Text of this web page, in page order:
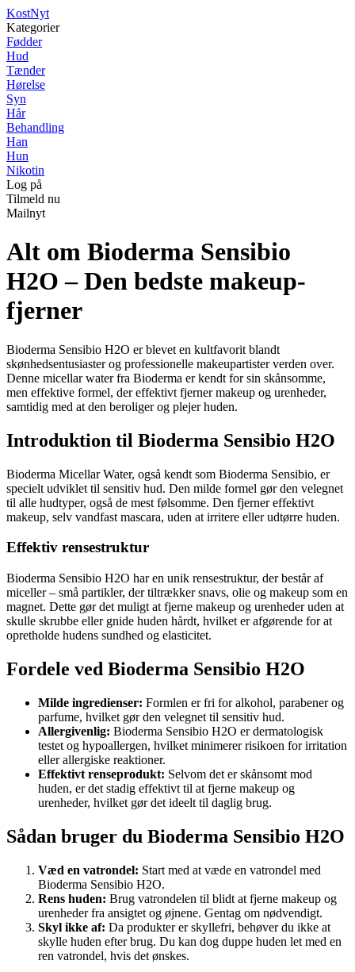
KostNyt
Kategorier
Fødder
Hud
Tænder
Hørelse
Syn
Hår
Behandling
Han
Hun
Nikotin
Log på
Tilmeld nu
Mailnyt
Alt om Bioderma Sensibio
H2O – Den bedste makeup-
fjerner
Bioderma Sensibio H2O er blevet en kultfavorit blandt
skønhedsentusiaster og professionelle makeupartister verden over.
Denne micellar water fra Bioderma er kendt for sin skånsomme,
men effektive formel, der effektivt fjerner makeup og urenheder,
samtidig med at den beroliger og plejer huden.
Introduktion til Bioderma Sensibio H2O
Bioderma Micellar Water, også kendt som Bioderma Sensibio, er
specielt udviklet til sensitiv hud. Den milde formel gør den velegnet
til alle hudtyper, også de mest følsomme. Den fjerner effektivt
makeup, selv vandfast mascara, uden at irritere eller udtørre huden.
Effektiv rensestruktur
Bioderma Sensibio H2O har en unik rensestruktur, der består af
miceller – små partikler, der tiltrækker snavs, olie og makeup som en
magnet. Dette gør det muligt at fjerne makeup og urenheder uden at
skulle skrubbe eller gnide huden hårdt, hvilket er afgørende for at
opretholde hudens sundhed og elasticitet.
Fordele ved Bioderma Sensibio H2O
Milde ingredienser: Formlen er fri for alkohol, parabener og
parfume, hvilket gør den velegnet til sensitiv hud.
Allergivenlig: Bioderma Sensibio H2O er dermatologisk
testet og hypoallergen, hvilket minimerer risikoen for irritation
eller allergiske reaktioner.
Effektivt renseprodukt: Selvom det er skånsomt mod
huden, er det stadig effektivt til at fjerne makeup og
urenheder, hvilket gør det ideelt til daglig brug.
Sådan bruger du Bioderma Sensibio H2O
Væd en vatrondel: Start med at væde en vatrondel med
Bioderma Sensibio H2O.
Rens huden: Brug vatrondelen til blidt at fjerne makeup og
urenheder fra ansigtet og øjnene. Gentag om nødvendigt.
Skyl ikke af: Da produkter er skyllefri, behøver du ikke at
skylle huden efter brug. Du kan dog duppe huden let med en
ren vatrondel, hvis det ønskes.